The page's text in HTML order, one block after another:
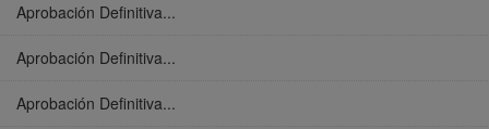
Aprobación Definitiva...
Aprobación Definitiva...
Aprobación Definitiva...